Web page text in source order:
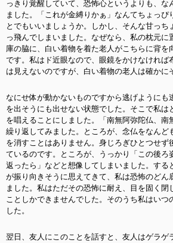
っきり覚醒していて、恐怖心というよりも、な
ました。「これが金縛りかぁ」なんてちょっぴ
とでもいいましょうか。しかし、そんな甘っち
っ飛んでしまいました。なぜなら、私の枕元に
庫の脇に、白い着物を着た老人がこちらに背を
です。私はド近眼なので、眼鏡をかけなければ
は見えないのですが、白い着物の老人は確かに
なにせ体が動かないものですから逃げようにも
を出そうにも出せない状態でした。そこで私は
を唱えることにしました。「南無阿弥陀仏、南
繰り返してみました。ところが、念仏をなんど
を消すことはありません。身じろぎひとつせず
ているのです。ところが、うっかり「この後ろ
返ったら」などと想像してしまいました。する
が振り向きそうに思えてきて、私は恐怖のどん
ました。私はただその恐怖に耐え、目を固く閉
ことしかできませんでした。そのうち私はいつ
した。
翌日、友人にこのことを話すと、友人はゲラゲ